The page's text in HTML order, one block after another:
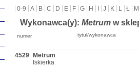
0-9 A B C D E F G H J K L Ł M
Wykonawca(y): Metrum w
numer tytul/wykonawca
4529
Metrum
Iskierka